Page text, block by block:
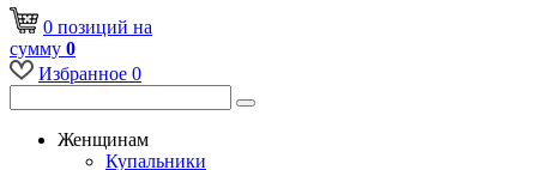
0 позиций на
сумму 0
Избранное 0
Женщинам
Купальники